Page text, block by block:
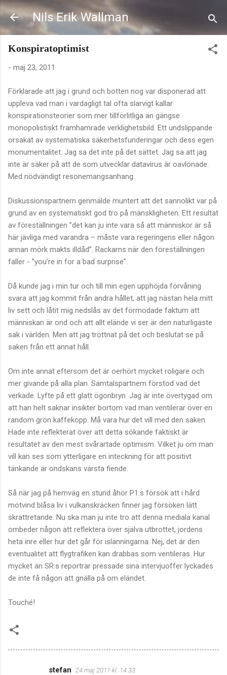
Fortsätt till huvudinnehåll
Nils Erik Wallman
Konspiratoptimist
- maj 23, 2011
Förklarade att jag i grund och botten nog var disponerad att
uppleva vad man i vardagligt tal ofta slarvigt kallar
konspirationsteorier som mer tillförlitliga än gängse
monopolistiskt framhamrade verklighetsbild. Ett undslippande
orsakat av systematiska säkerhetsfunderingar och dess egen
monumentalitet. Jag sa det inte på det sättet. Jag sa att jag
inte är säker på att de som utvecklar datavirus är oavlönade.
Med nödvändigt resonemangsanhang.
Diskussionspartnern genmälde muntert att det sannolikt var på
grund av en systematiskt god tro på mänskligheten. Ett resultat
av föreställningen ”det kan ju inte vara så att människor är så
här jävliga med varandra – måste vara regeringens eller någon
annan mörk makts illdåd”. Rackarns när den föreställningen
faller - ”you’re in for a bad surprise”.
Då kunde jag i min tur och till min egen upphöjda förvåning
svara att jag kommit från andra hållet; att jag nästan hela mitt
liv sett och låtit mig nedslås av det förmodade faktum att
människan är ond och att allt elände vi ser är den naturligaste
sak i världen. Men att jag tröttnat på det och beslutat se på
saken från ett annat håll.
Om inte annat eftersom det är oerhört mycket roligare och
mer givande på alla plan. Samtalspartnern förstod vad det
verkade. Lyfte på ett glatt ögonbryn. Jag är inte övertygad om
att han helt saknar insikter bortom vad man ventilerar över en
random grön kaffekopp. Må vara hur det vill med den saken.
Hade inte reflekterat över att detta sökande faktiskt är
resultatet av den mest svårartade optimism. Vilket ju om man
vill kan ses som ytterligare en inteckning för att positivt
tänkande är ondskans värsta fiende.
Så när jag på hemväg en stund åhör P1:s försök att i hård
motvind blåsa liv i vulkanskräcken finner jag försöken lätt
skrattretande. Nu ska man ju inte tro att denna mediala kanal
ombeder någon att reflektera över själva utbrottet, jordens
heta inre eller hur det går för islänningarna. Nej, det är den
eventualitet att flygtrafiken kan drabbas som ventileras. Hur
mycket än SR:s reportrar pressade sina intervjuoffer lyckades
de inte få någon att gnälla på om eländet.
Touché!
stefan 24 maj 2011 kl. 14:33